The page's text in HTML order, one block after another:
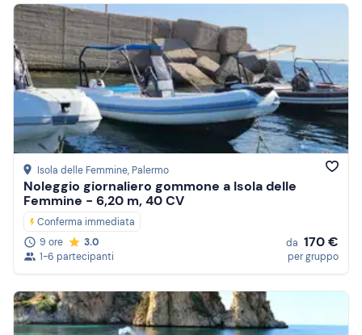
Isola delle Femmine, Palermo
Noleggio giornaliero gommone a Isola delle
Femmine - 6,20 m, 40 CV
Conferma immediata
9 ore
3.0
1-6 partecipanti
da 170 €
per gruppo